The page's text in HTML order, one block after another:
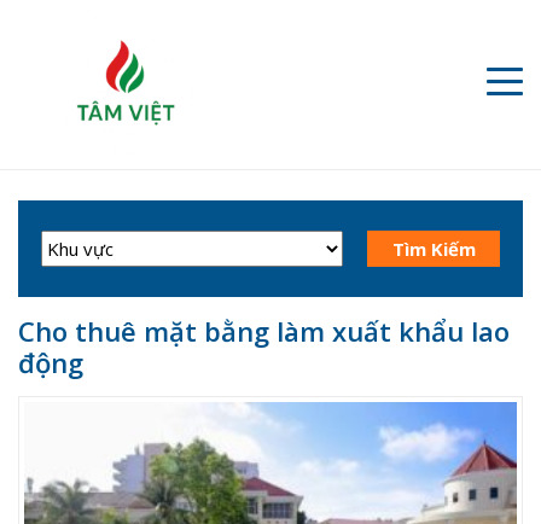
Cho thuê mặt bằng làm xuất khẩu lao
động